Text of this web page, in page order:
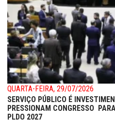
QUARTA-FEIRA, 29/07/2026
SERVIÇO PÚBLICO É
PRESSIONAM CONGRESSO
PLDO 2027